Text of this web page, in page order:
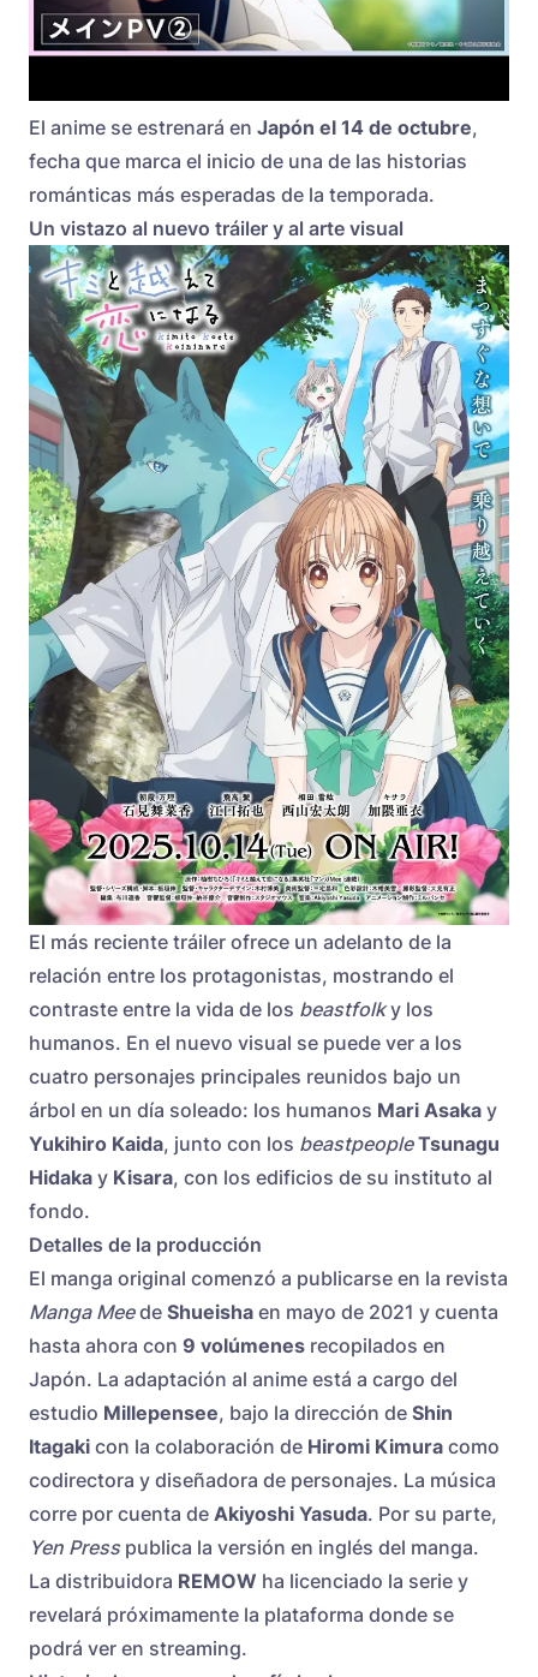
El anime se estrenará en Japón el 14 de octubre,
fecha que marca el inicio de una de las historias
románticas más esperadas de la temporada.
Un vistazo al nuevo tráiler y al arte visual
El más reciente tráiler ofrece un adelanto de la
relación entre los protagonistas, mostrando el
contraste entre la vida de los beastfolky los
humanos. En el nuevo visual se puede ver a los
cuatro personajes principales reunidos bajo un
árbol en un día soleado: los humanos Mari Asaka y
Yukihiro Kaida, junto con los beastpeople Tsunagu
Hidaka y Kisara, con los edificios de su instituto al
fondo.
Detalles de la producción
El manga original comenzó a publicarse en la revista
Manga Meede Shueisha en mayo de 2021 y cuenta
hasta ahora con 9 volúmenes recopilados en
Japón. La adaptación al anime está a cargo del
estudio Millepensee, bajo la dirección de Shin
Itagaki con la colaboración de Hiromi Kimura como
codirectora y diseñadora de personajes. La música
corre por cuenta de Akiyoshi Yasuda. Por su parte,
Yen Presspublica la versión en inglés del manga.
La distribuidora REMOW ha licenciado la serie y
revelará próximamente la plataforma donde se
podrá ver en streaming.